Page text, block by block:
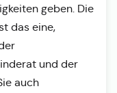
geben. Die
das eine,
und der
auch